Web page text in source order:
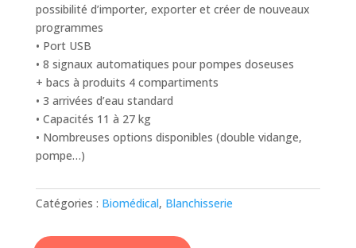
possibilité d’importer, exporter et créer de nouveaux
programmes
• Port USB
• 8 signaux automatiques pour pompes doseuses
+ bacs à produits 4 compartiments
• 3 arrivées d’eau standard
• Capacités 11 à 27 kg
• Nombreuses options disponibles (double vidange,
pompe…)
Catégories : Biomédical, Blanchisserie